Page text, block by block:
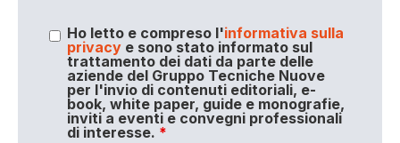
Ho letto e compreso l'informativa sulla
privacye sono stato informato sul
trattamento dei dati da parte delle
aziende del Gruppo Tecniche Nuove
per l'invio di contenuti editoriali, e-
book, white paper, guide e monografie,
inviti a eventi e convegni professionali
di interesse. *